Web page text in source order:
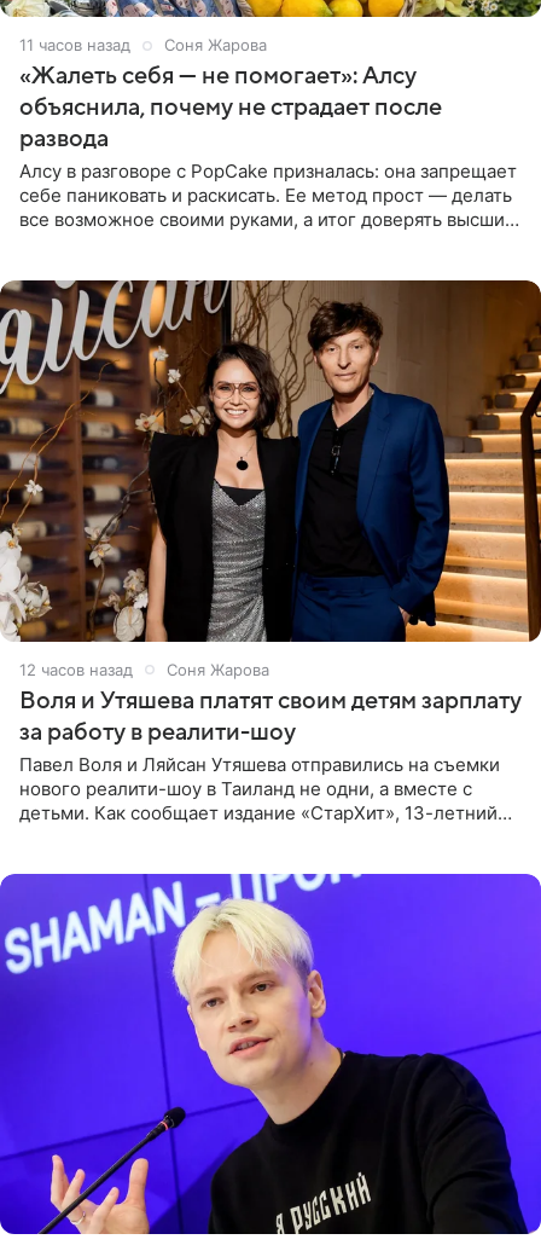
11 часов назад Соня Жарова
«Жалеть себя — не помогает»: Алсу
объяснила, почему не страдает после
развода
Алсу в разговоре с PopCake призналась: она запрещает
себе паниковать и раскисать. Ее метод прост — делать
все возможное своими руками, а итог доверять высшим
12 часов назад Соня Жарова
Воля и Утяшева платят своим детям зарплату
за работу в реалити-шоу
Павел Воля и Ляйсан Утяшева отправились на съемки
нового реалити-шоу в Таиланд не одни, а вместе с
детьми. Как сообщает издание «СтарХит», 13-летний